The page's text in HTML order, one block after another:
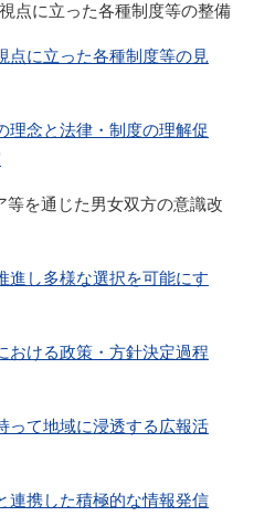
点に立った各種制度等の整備
に立った各種制度等の見
念と法律・制度の理解促
を通じた男女双方の意識改
し多様な選択を可能にす
ける政策・方針決定過程
て地域に浸透する広報活
携した積極的な情報発信